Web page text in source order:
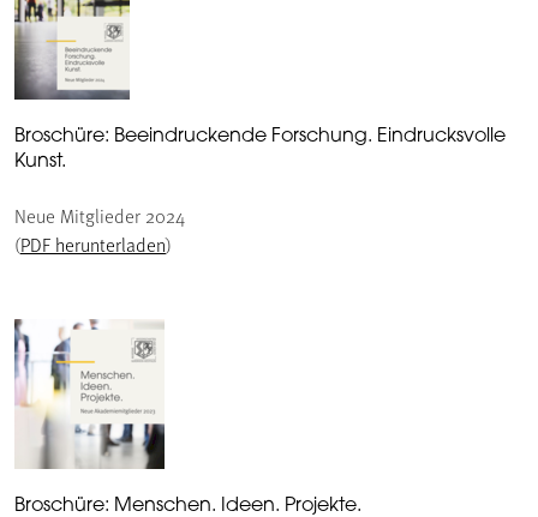
Broschüre: Beeindruckende Forschung. Eindrucksvolle
Kunst.
Neue Mitglieder 2024
(PDF herunterladen)
Broschüre: Menschen. Ideen. Projekte.